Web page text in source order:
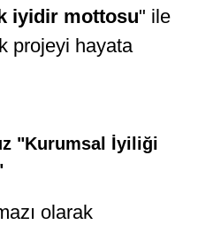
iyidir mottosu" ile
projeyi hayata
"Kurumsal İyiliği
olarak